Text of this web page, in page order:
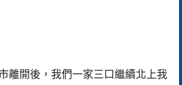
離開後，我們一家三口繼續北上我